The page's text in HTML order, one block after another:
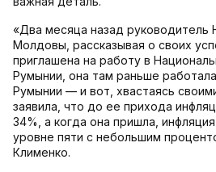
«Два месяца назад руководитель
Молдовы, рассказывая о своих
приглашена на работу в
Румынии, она там раньше
Румынии — и вот, хвастаясь
заявила, что до ее прихода
34%, а когда она пришла,
уровне пяти с небольшим
Клименко.